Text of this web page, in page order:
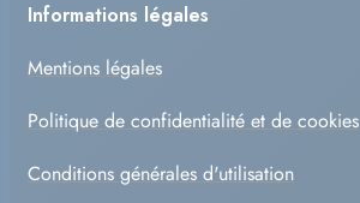
Informations légales
Mentions légales
Politique de confidentialité et de cookies
Conditions générales d'utilisation